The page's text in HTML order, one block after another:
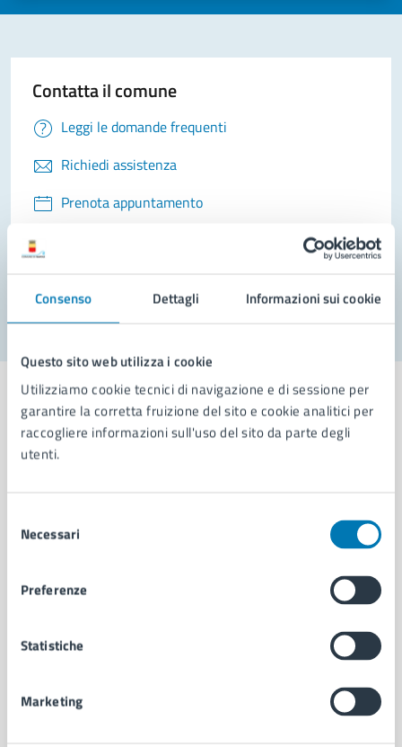
Consenso Dettagli Informazioni sui cookie
Questo sito web utilizza i cookie
Utilizziamo cookie tecnici di navigazione e di sessione per
garantire la corretta fruizione del sito e cookie analitici per
raccogliere informazioni sull'uso del sito da parte degli
utenti.
delNecessari
Preferenze
Statistiche
Marketing
Contatta il comune
Leggi le domande frequenti
Richiedi assistenza
Prenota appuntamento
Problemi in città
Aree amministrative
Municipalità
Politici
Documenti e dati
Intranet, posta aziendale e protocollo